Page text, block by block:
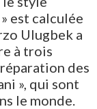
est calculée
Ulugbek a
à trois
des
», qui sont
le monde.